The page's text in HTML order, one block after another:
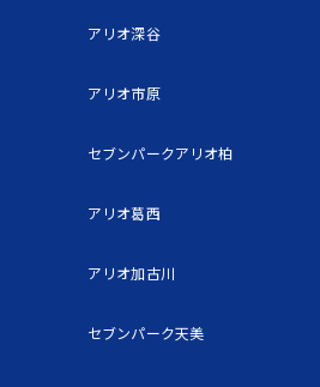
アリオ深谷
アリオ市原
セブンパークアリオ柏
アリオ葛西
アリオ加古川
セブンパーク天美